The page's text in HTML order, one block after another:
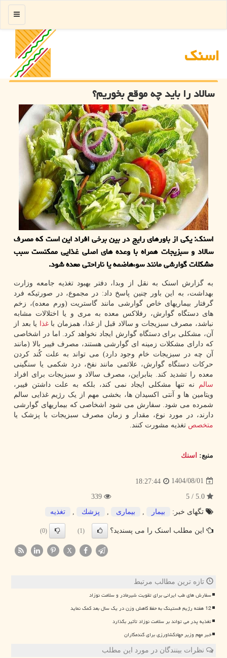
اسنك
منو
سالاد را باید چه موقع بخوریم؟
اسنک: یکی از باورهای رایج در بین برخی افراد این است که مصرف
سالاد و سبزیجات همراه با وعده های اصلی غذایی ممکنست سبب
مشکلات گوارشی مانند سوءهاضمه یا ناراحتی معده شود.
به گزارش اسنک به نقل از وبدا، دفتر بهبود تغذیه جامعه وزارت
بهداشت، به این باور چنین پاسخ داد: در مجموع، در صورتیکه فرد
گرفتار بیماریهای خاص گوارشی مانند گاستریت (ورم معده)، زخم
های دستگاه گوارش، رفلاکس معده به مری و یا اختلالات مشابه
نباشد، مصرف سبزیجات و سالاد قبل از غذا، همزمان باغذا
یا بعد از
آن، مشکلی برای دستگاه گوارش ایجاد نخواهد کرد. اما در اشخاصی
که دارای مشکلات زمینه ای گوارشی هستند، مصرف فیبر بالا (مانند
آن چه در سبزیجات خام وجود دارد) می تواند به علت کُند کردن
حرکات دستگاه گوارش، علائمی مانند نفخ، درد شکمی یا سنگینی
معده را تشدید کند. بنابراین، مصرف سالاد و سبزیجات برای افراد
سالم نه تنها مشکلی ایجاد نمی کند، بلکه به علت داشتن فیبر،
ویتامین ها و آنتی اکسیدان ها، بخشی مهم از یک رژیم غذایی سالم
شمرده می شود. سفارش می شود اشخاصی که بیماریهای گوارشی
دارند، در مورد نوع، مقدار و زمان مصرف سبزیجات با پزشک یا
متخصص تغذیه مشورت کنند.
منبع: اسنك
1404/08/01
18:27:44
تگهای خبر:
بیمار بیماری پزشك تغذیه
این مطلب اسنک را می پسندید؟ (1)
(0)
X
تازه ترین مطالب مرتبط
سفارش های طب ایرانی برای تقویت شیرمادر و سلامت نوزاد
12 هفته رژیم فستینگ به حفظ کاهش وزن در یک سال بعد کمک نماید
تغذیه پدر می تواند بر سلامت نوزاد تأثیر بگذارد
خبر مهم وزیر جهادکشاورزی برای گندمکاران
نظرات بینندگان در مورد این مطلب